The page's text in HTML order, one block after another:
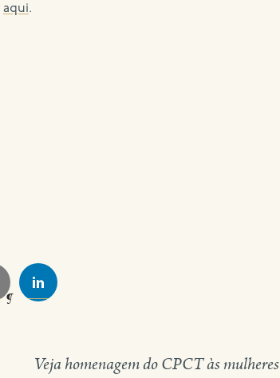
aqui.
Veja homenagem do CPCT às mulheres